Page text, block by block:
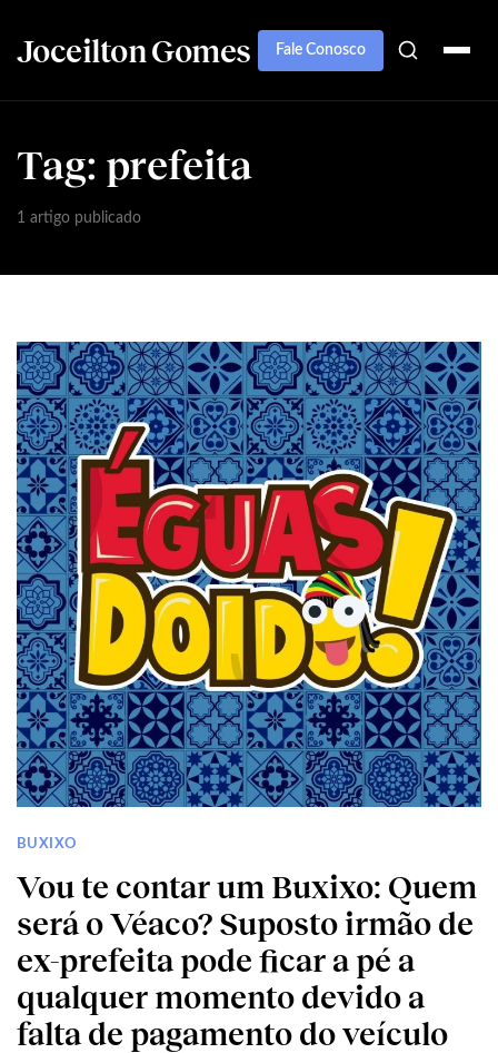
Joceilton Gomes Fale Conosco
Tag: prefeita
1 artigo publicado
BUXIXO
Vou te contar um Buxixo: Quem
será o Véaco? Suposto irmão de
ex-prefeita pode ficar a pé a
qualquer momento devido a
falta de pagamento do veículo